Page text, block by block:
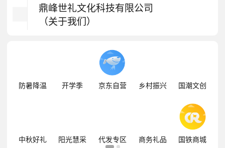
鼎峰世礼文化科技有限公司
（关于我们）
防暑降温 开学季 京东自营 乡村振兴 国潮文创
中秋好礼 阳光慧采 代发专区 商务礼品 国铁商城